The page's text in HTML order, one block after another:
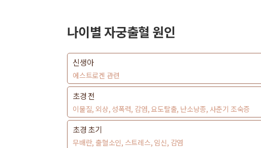
나이별 자궁출혈 원인
신생아
에스트로겐 관련
초경 전
이물질, 외상, 성폭력, 감염, 요도탈출, 난소낭종, 사춘기 조숙증
초경 초기
무배란, 출혈소인, 스트레스, 임신, 감염